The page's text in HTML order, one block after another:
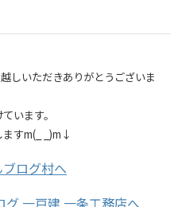
しいただきありがとうございま
います。
すm(_ _)m↓